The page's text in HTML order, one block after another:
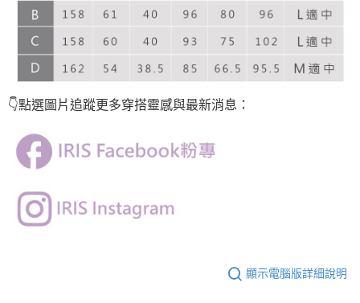
👇點選圖片追蹤更多穿搭靈感與最新消息：
顯示電腦版詳細說明